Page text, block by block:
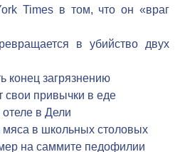
Times в том, что он «враг
в убийство двух
конец загрязнению
свои привычки в еде
в Дели
в школьных столовых
на саммите педофилии